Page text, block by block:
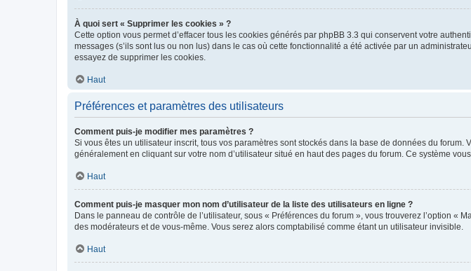
À quoi sert « Supprimer les cookies » ?
Cette option vous permet d’effacer tous les cookies générés par phpBB 3.3 qui conservent votre
messages (s’ils sont lus ou non lus) dans le cas où cette fonctionnalité a été activée par un
essayez de supprimer les cookies.
Haut
Préférences et paramètres des utilisateurs
Comment puis-je modifier mes paramètres ?
Si vous êtes un utilisateur inscrit, tous vos paramètres sont stockés dans la base de données du
généralement en cliquant sur votre nom d’utilisateur situé en haut des pages du forum. Ce système
Haut
Comment puis-je masquer mon nom d’utilisateur de la liste des utilisateurs en ligne ?
Dans le panneau de contrôle de l’utilisateur, sous « Préférences du forum », vous trouverez l’option «
des modérateurs et de vous-même. Vous serez alors comptabilisé comme étant un utilisateur invisible.
Haut